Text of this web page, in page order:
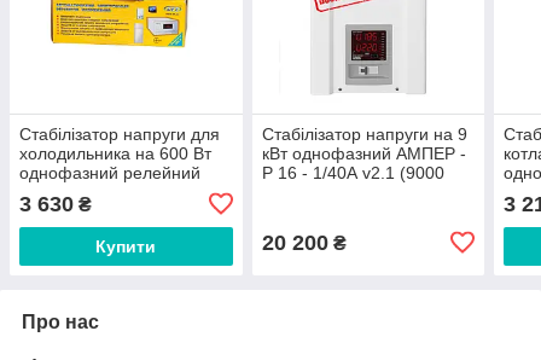
Стабілізатор напруги для
холодильника на 600 Вт
однофазний релейний
3 630 ₴
Купити
Стабілізатор напруги на 9
кВт однофазний АМПЕР -
Р 16 - 1/40А v2.1 (9000
20 200₴
3
Про нас